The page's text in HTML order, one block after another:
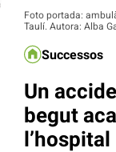
Foto portada:
Taulí. Autora: Alba
Successos
Un
begut
l’hospital